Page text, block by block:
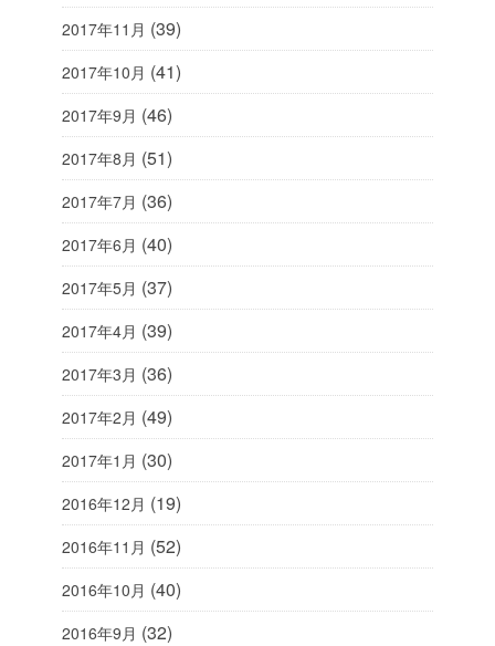
2017年11月 (39)
2017年10月 (41)
2017年9月 (46)
2017年8月 (51)
2017年7月 (36)
2017年6月 (40)
2017年5月 (37)
2017年4月 (39)
2017年3月 (36)
2017年2月 (49)
2017年1月 (30)
2016年12月 (19)
2016年11月 (52)
2016年10月 (40)
2016年9月 (32)